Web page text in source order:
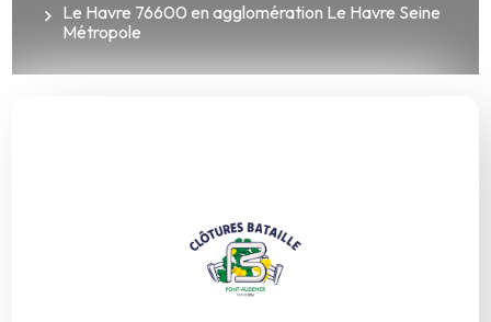
Le Havre 76600 en agglomération Le Havre Seine
Métropole